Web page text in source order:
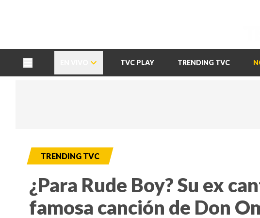
TVC PLAY TRENDING TVC
TRENDING TVC
¿Para Rude Boy? Su ex
famosa canción de Don